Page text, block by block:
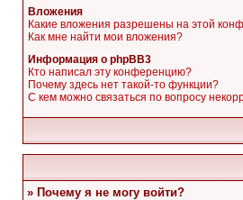
Вложения
Какие вложения разрешены на этой
Как мне найти мои вложения?
Информация о phpBB3
Кто написал эту конференцию?
Почему здесь нет такой-то функции?
С кем можно связаться по вопросу
» Почему я не могу войти?